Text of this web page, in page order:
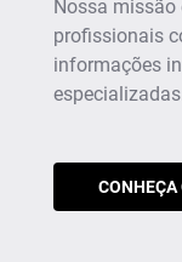
Nossa missão
profissionais
informações
CONHEÇA